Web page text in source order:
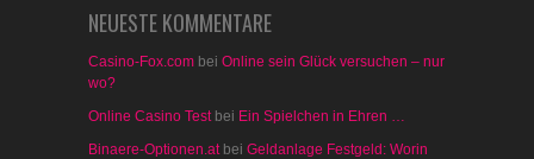
NEUESTE KOMMENTARE
Casino-Fox.com bei Online sein Glück versuchen – nur
wo?
Online Casino Testbei Ein Spielchen in Ehren …
Binaere-Optionen.atbei Geldanlage Festgeld: Worin